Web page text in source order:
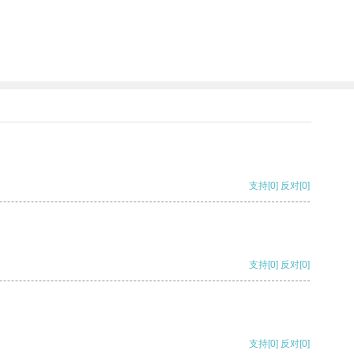
支持[0] 反对[0]
支持[0] 反对[0]
支持[0] 反对[0]